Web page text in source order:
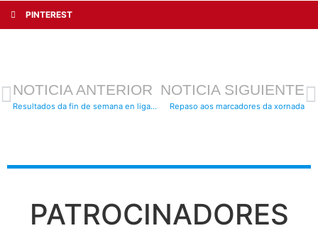
PINTEREST
NOTICIA ANTERIOR
Resultados da fin de semana en liga e no torneo de Valadouro
NOTICIA SIGUIENTE
Repaso aos marcadores da xornada
PATROCINADORES